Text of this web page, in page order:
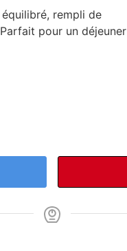
rempli de
pour un déjeuner